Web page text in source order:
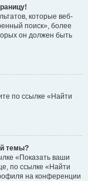
которые веб-
поиск», более
он должен быть
по ссылке «Найти
темы?
«Показать ваши
по ссылке «Найти
на конференции